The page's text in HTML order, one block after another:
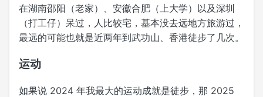
在湖南邵阳（老家）、安徽合肥（上大学）以及深圳
（打工仔）呆过，人比较宅，基本没去远地方旅游过，
最远的可能也就是近两年到武功山、香港徒步了几次。
运动
如果说 2024 年我最大的运动成就是徒步，那 2025